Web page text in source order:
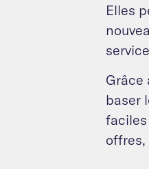
Elles
Grâce
baser